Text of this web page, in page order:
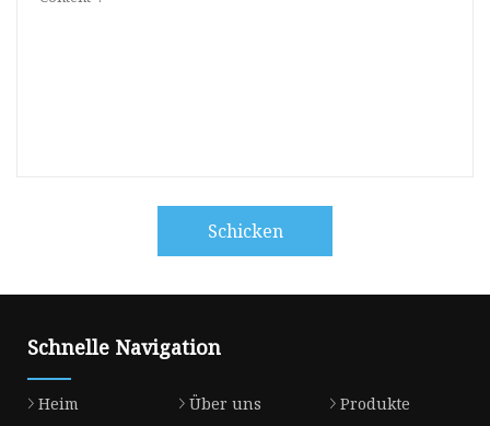
Schicken
Schnelle Navigation
Heim Über uns
Produkte